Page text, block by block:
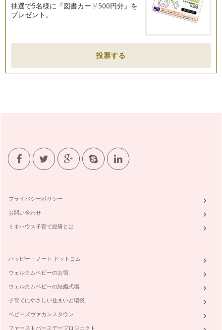
抽選で5名様に『図書カード500円分』を
プレゼント。
投票する
プライバシーポリシー
お問い合わせ
ミキハウス子育て総研とは
ハッピー・ノート ドットコム
ウェルカムベビーのお宿
ウェルカムベビーの結婚式場
子育てにやさしい住まいと環境
ベビーズヴァカンスタウン
ファーストバースデープロジェクト